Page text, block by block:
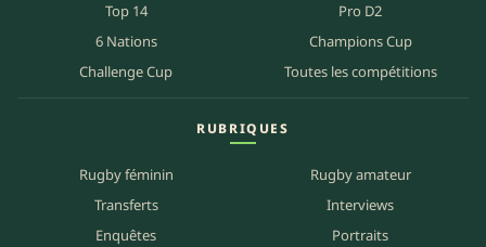
Top 14
Pro D2
6 Nations
Champions Cup
Challenge Cup
Toutes les compétitions
RUBRIQUES
Rugby féminin
Rugby amateur
Transferts
Interviews
Enquêtes
Portraits